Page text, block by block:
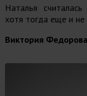
Наталья
хотя тогда еще и не
Виктория Федорова